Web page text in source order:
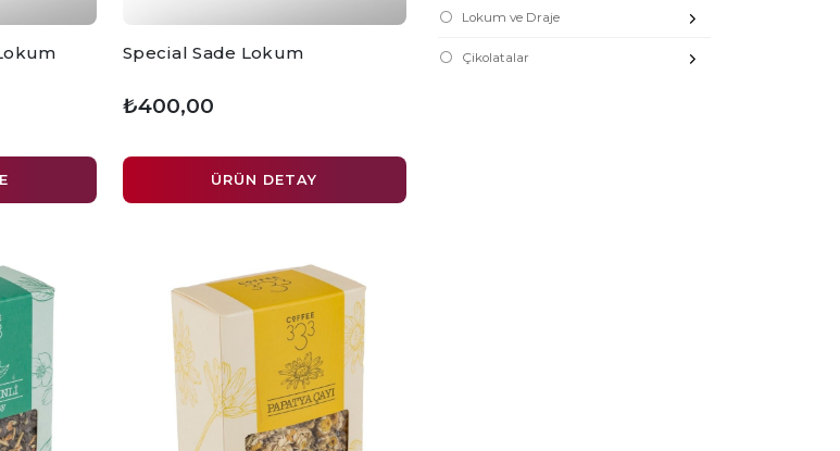
Special Sade Lokum
₺400,00
ÜRÜN DETAY
Lokum ve Draje
Çikolatalar